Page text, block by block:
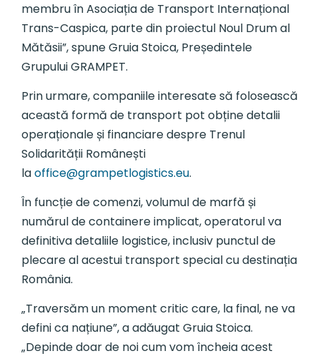
membru în Asociația de Transport Internațional
Trans-Caspica, parte din proiectul Noul Drum al
Mătăsii”, spune Gruia Stoica, Președintele
Grupului GRAMPET.
Prin urmare, companiile interesate să folosească
această formă de transport pot obține detalii
operaționale și financiare despre Trenul
Solidarității Românești
laoffice@grampetlogistics.eu.
În funcție de comenzi, volumul de marfă și
numărul de containere implicat, operatorul va
definitiva detaliile logistice, inclusiv punctul de
plecare al acestui transport special cu destinația
România.
„Traversăm un moment critic care, la final, ne va
defini ca națiune”, a adăugat Gruia Stoica.
„Depinde doar de noi cum vom încheia acest